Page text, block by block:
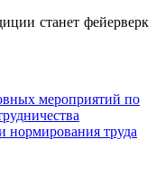
станет фейерверк
мероприятий по
нормирования труда